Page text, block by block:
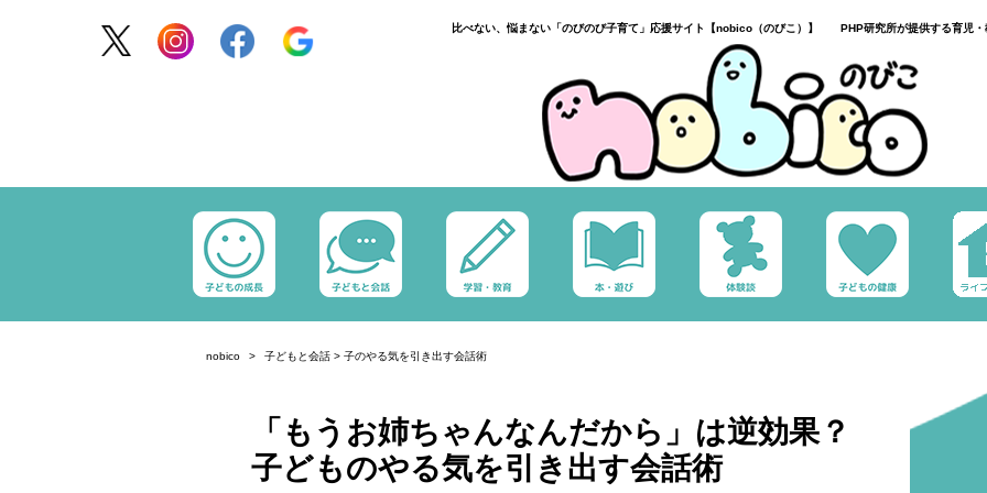
比べない、悩まない「のびのび子育て」応援サイト【nobico（のびこ）】 PHP研究所が提供する育児・
nobico 子どもと会話 > 子のやる気を引き出す会話術
「もうお姉ちゃんなんだから」は逆効果？
子どものやる気を引き出す会話術